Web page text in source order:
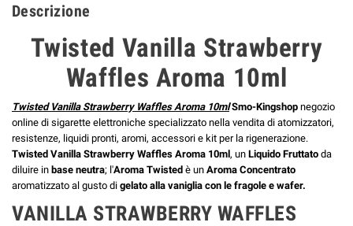
Descrizione
Twisted Vanilla Strawberry
Waffles Aroma 10ml
Twisted Vanilla Strawberry Waffles Aroma 10mlSmo-Kingshop negozio
online di sigarette elettroniche specializzato nella vendita di atomizzatori,
resistenze, liquidi pronti, aromi, accessori e kit per la rigenerazione.
Twisted Vanilla Strawberry Waffles Aroma 10ml, un Liquido Fruttato da
diluire in base neutra; l'Aroma Twisted è un Aroma Concentrato
aromatizzato al gusto di gelato alla vaniglia con le fragole e wafer.
VANILLA STRAWBERRY WAFFLES